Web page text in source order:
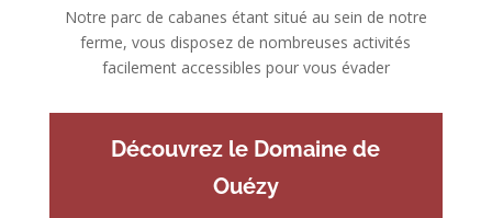
Notre parc de cabanes étant situé au sein de notre
ferme, vous disposez de nombreuses activités
facilement accessibles pour vous évader
Découvrez le Domaine de
Ouézy